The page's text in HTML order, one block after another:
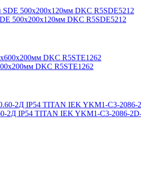
500х200х120мм DKC R5SDE5212
DKC R5STE1262
2Д IP54 TITAN IEK YKM1-C3-2086-